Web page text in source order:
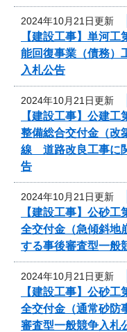
2024年10月21日更新
【建設工事】単河
能回復事業（債務）
入札公告
2024年10月21日更新
【建設工事】公建
整備総合交付金（改
線 道路改良工事に
告
2024年10月21日更新
【建設工事】公砂
全交付金（急傾斜地
する事後審査型一般
2024年10月21日更新
【建設工事】公砂
全交付金（通常砂防
審査型一般競争入札